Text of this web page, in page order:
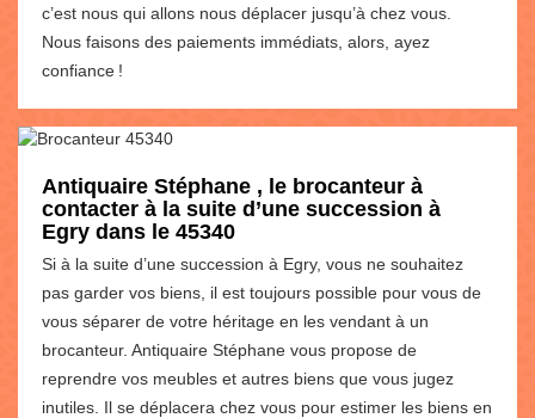
c’est nous qui allons nous déplacer jusqu’à chez vous.
Nous faisons des paiements immédiats, alors, ayez
confiance !
Antiquaire Stéphane , le brocanteur à
contacter à la suite d’une succession à
Egry dans le 45340
Si à la suite d’une succession à Egry, vous ne souhaitez
pas garder vos biens, il est toujours possible pour vous de
vous séparer de votre héritage en les vendant à un
brocanteur. Antiquaire Stéphane vous propose de
reprendre vos meubles et autres biens que vous jugez
inutiles. Il se déplacera chez vous pour estimer les biens en